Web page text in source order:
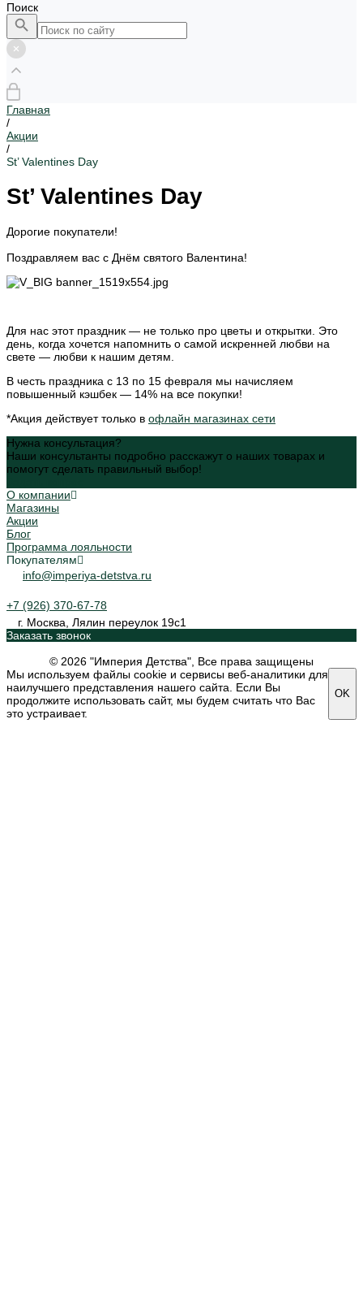
Поиск
Главная
/
Акции
/
St’ Valentines Day
St’ Valentines Day
Дорогие покупатели!
Поздравляем вас с Днём святого Валентина!
Для нас этот праздник — не только про цветы и открытки. Это
день, когда хочется напомнить о самой искренней любви на
свете — любви к нашим детям.
В честь праздника с 13 по 15 февраля мы начисляем
повышенный кэшбек — 14% на все покупки!
*Акция действует только в офлайн магазинах сети
Нужна консультация?
Наши консультанты подробно расскажут о наших товарах и
помогут сделать правильный выбор!
О компании
Магазины
Акции
Блог
Программа лояльности
Покупателям
info@imperiya-detstva.ru
+7 (926) 370-67-78
г. Москва, Лялин переулок 19с1
Заказать звонок
© 2026 "Империя Детства", Все права защищены
Мы используем файлы cookie и сервисы веб-аналитики для
наилучшего представления нашего сайта. Если Вы
продолжите использовать сайт, мы будем считать что Вас
это устраивает.
OK